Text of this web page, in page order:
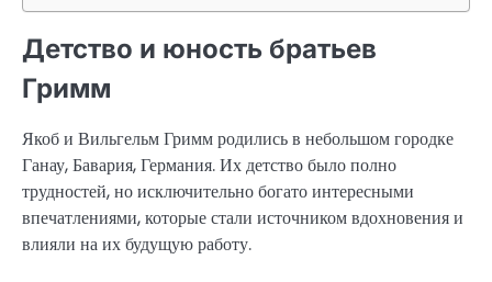
Детство и юность братьев
Гримм
Якоб и Вильгельм Гримм родились в небольшом городке
Ганау, Бавария, Германия. Их детство было полно
трудностей, но исключительно богато интересными
впечатлениями, которые стали источником вдохновения и
влияли на их будущую работу.